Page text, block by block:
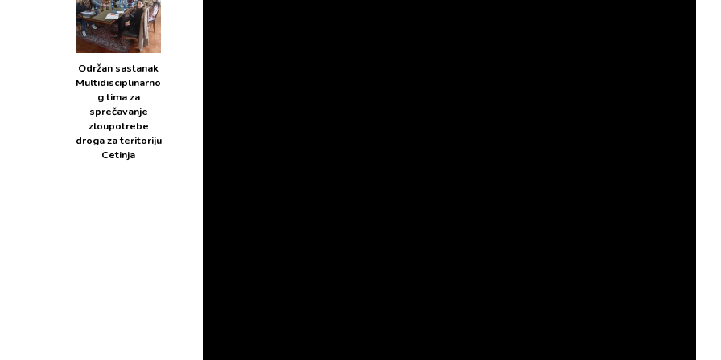
Održan sastanak
Multidisciplinarno
g tima za
sprečavanje
zloupotrebe
droga za teritoriju
Cetinja